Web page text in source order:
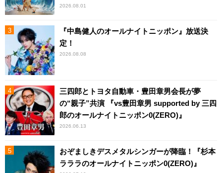
2026.08.01
『中島健人のオールナイトニッポン』放送決
定！
2026.08.08
三四郎とトヨタ自動車・豊田章男会長が夢
の“親子”共演 『vs豊田章男 supported by 三四
郎のオールナイトニッポン0(ZERO)』
2026.06.13
おぞましきデスメタルシンガーが降臨！『杉本
ラララのオールナイトニッポン0(ZERO)』